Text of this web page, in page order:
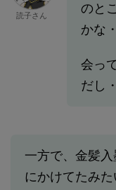
読子さん
のと
かな
会っ
だし
一方で、金髪
にかけてたみた